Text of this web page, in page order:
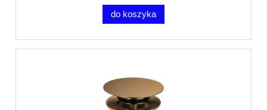
do koszyka